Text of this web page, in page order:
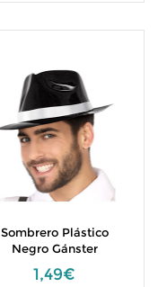
Sombrero Plástico
Negro Gánster
1,49€